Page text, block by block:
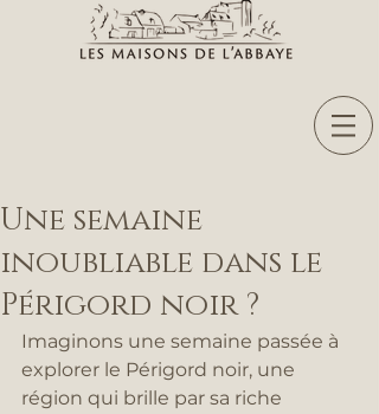
Une semaine
inoubliable dans le
Périgord noir ?
Imaginons une semaine passée à
explorer le Périgord noir, une
région qui brille par sa riche